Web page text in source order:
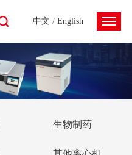
中文 /English
生物制药